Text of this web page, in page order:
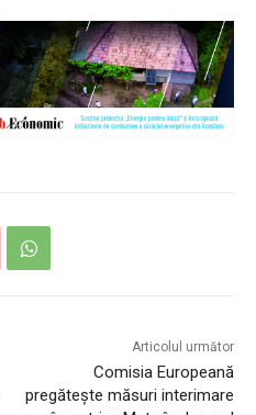
Articolul următor
Comisia Europeană
pregătește măsuri interimare